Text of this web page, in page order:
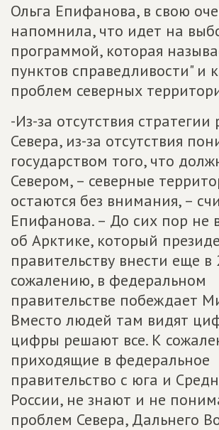
Ольга Епифанова, в свою
напомнила, что идет на
программой, которая
пунктов справедливости" и
проблем северных
-Из-за отсутствия стратегии
Севера, из-за отсутствия
государством того, что
Севером, – северные
остаются без внимания, –
Епифанова. – До сих пор не
об Арктике, который
правительству внести еще в
сожалению, в федеральном
правительстве побеждает
Вместо людей там видят
цифры решают все. К
приходящие в федеральное
правительство с юга и
России, не знают и не
проблем Севера, Дальнего